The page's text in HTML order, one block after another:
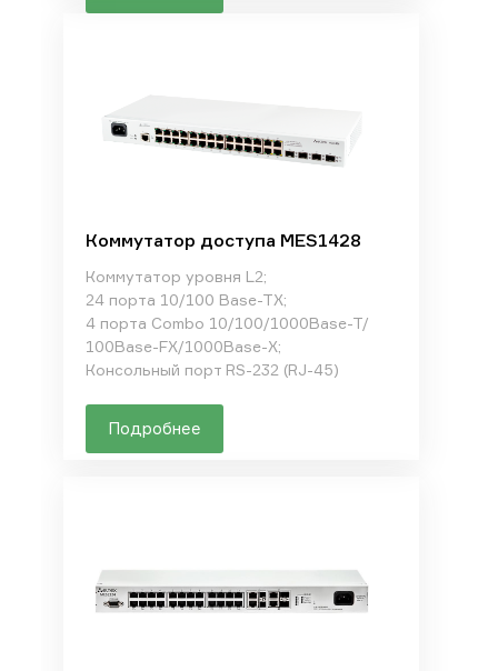
Коммутатор доступа MES1428
Коммутатор уровня L2;
24 порта 10/100 Base-TX;
4 порта Combo 10/100/1000Base-T/
100Base-FX/1000Base-X;
Консольный порт RS-232 (RJ-45)
Подробнее